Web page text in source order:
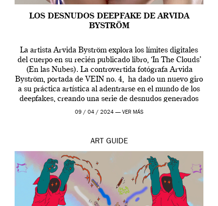
LOS DESNUDOS DEEPFAKE DE ARVIDA
BYSTRÖM
La artista Arvida Byström explora los límites digitales
del cuerpo en su recién publicado libro, ‘In The Clouds’
(En las Nubes). La controvertida fotógrafa Arvida
Byström, portada de VEIN no. 4, ha dado un nuevo giro
a su práctica artística al adentrarse en el mundo de los
deepfakes, creando una serie de desnudos generados
por […]
09 / 04 / 2024 — VER MÁS
ART GUIDE